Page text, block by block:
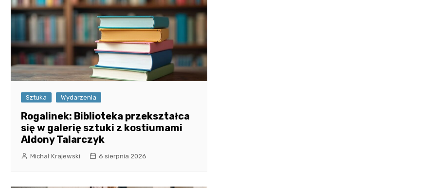
Sztuka Wydarzenia
Rogalinek: Biblioteka przekształca
się w galerię sztuki z kostiumami
Aldony Talarczyk
Michał Krajewski 6 sierpnia 2026